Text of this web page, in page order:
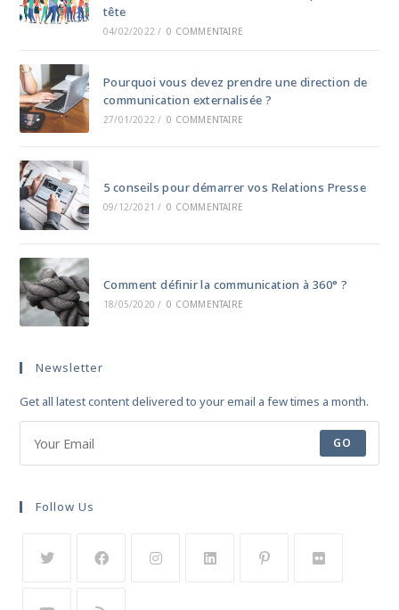
tête
04/02/2022 / 0 COMMENTAIRE
Pourquoi vous devez prendre une direction de
communication externalisée ?
27/01/2022 / 0 COMMENTAIRE
5 conseils pour démarrer vos Relations Presse
09/12/2021 / 0 COMMENTAIRE
Comment définir la communication à 360° ?
18/05/2020 / 0 COMMENTAIRE
Newsletter
Get all latest content delivered to your email a few times a month.
GO
Follow Us